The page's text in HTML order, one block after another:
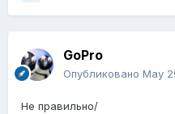
GoPro
Опубликовано May
Не правильно/